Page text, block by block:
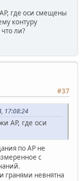
где оси смещены
контуру
ли?
#37
17:08:24
АР, где оси
по АР не
с
гранями невнятна